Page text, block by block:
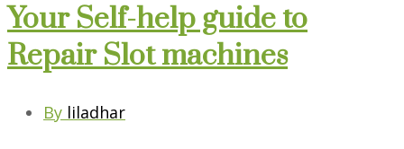
Your Self-help guide to
Repair Slot machines
By liladhar